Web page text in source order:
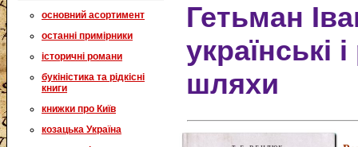
основний асортимент
останні примірники
історичні романи
букіністика та рідкісні
книги
книжки про Київ
козацька Україна
Гетьман
українські
шляхи